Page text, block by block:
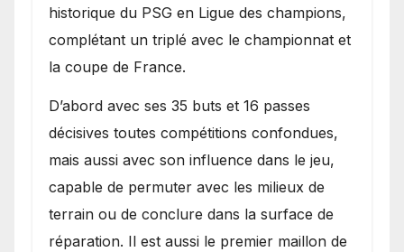
historique du PSG en Ligue des champions,
complétant un triplé avec le championnat et
la coupe de France.
D’abord avec ses 35 buts et 16 passes
décisives toutes compétitions confondues,
mais aussi avec son influence dans le jeu,
capable de permuter avec les milieux de
terrain ou de conclure dans la surface de
réparation. Il est aussi le premier maillon de